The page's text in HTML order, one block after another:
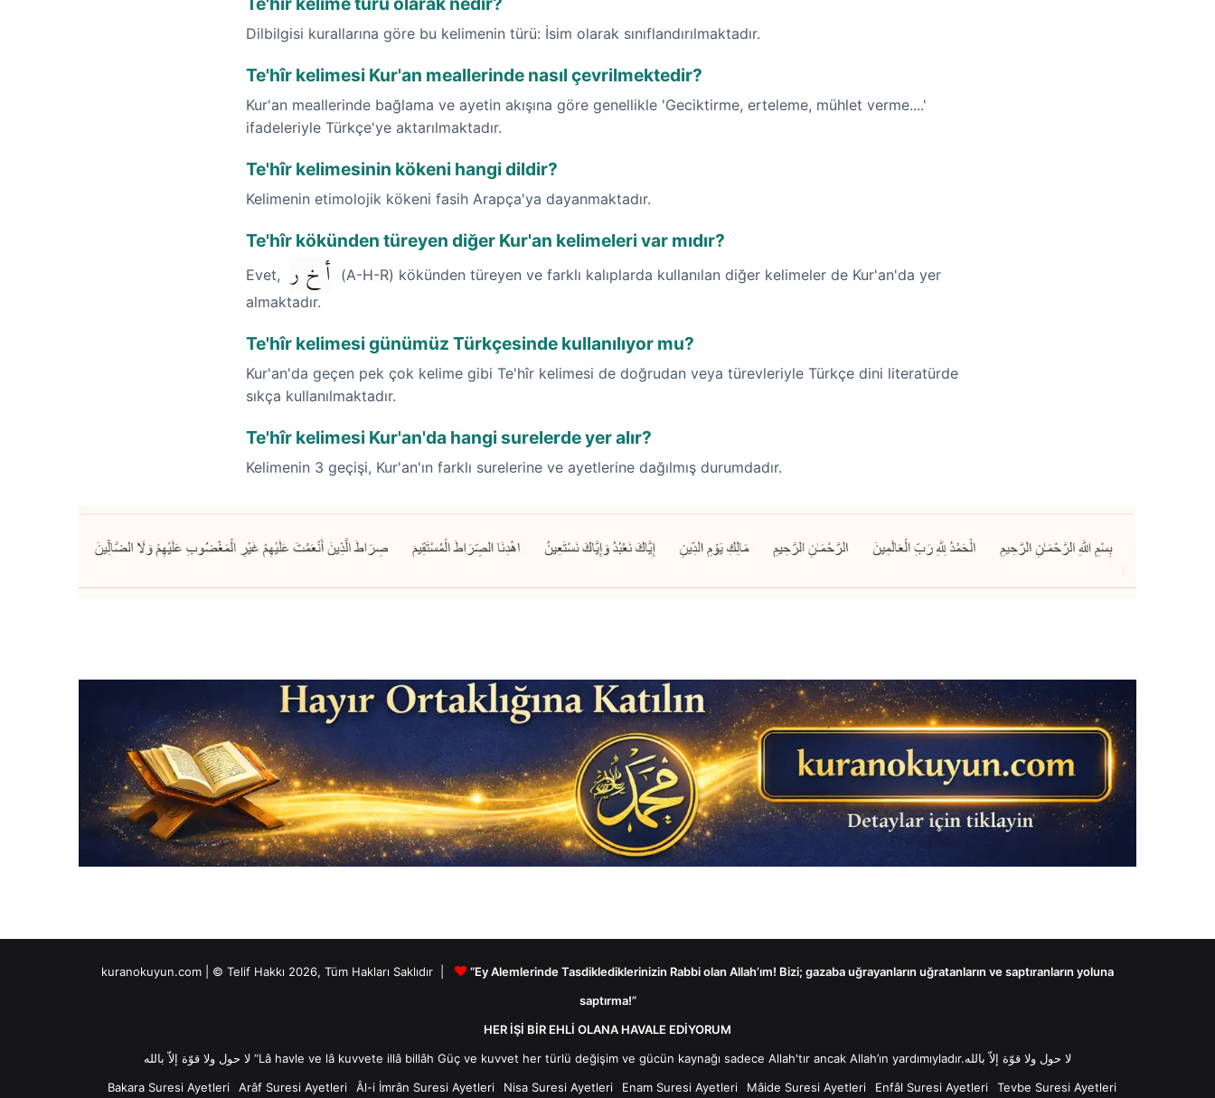
Dilbilgisi kurallarına göre bu kelimenin türü: İsim olarak sınıflandırılmaktadır.
Te'hîr kelimesi Kur'an meallerinde nasıl çevrilmektedir?
Kur'an meallerinde bağlama ve ayetin akışına göre genellikle 'Geciktirme, erteleme, mühlet verme....'
ifadeleriyle Türkçe'ye aktarılmaktadır.
Te'hîr kelimesinin kökeni hangi dildir?
Kelimenin etimolojik kökeni fasih Arapça'ya dayanmaktadır.
Te'hîr kökünden türeyen diğer Kur'an kelimeleri var mıdır?
Evet, أ خ ر
(A-H-R) kökünden türeyen ve farklı kalıplarda kullanılan diğer kelimeler de Kur'an'da yer
almaktadır.
Te'hîr kelimesi günümüz Türkçesinde kullanılıyor mu?
Kur'an'da geçen pek çok kelime gibi Te'hîr kelimesi de doğrudan veya türevleriyle Türkçe dini literatürde
sıkça kullanılmaktadır.
Te'hîr kelimesi Kur'an'da hangi surelerde yer alır?
Kelimenin 3 geçişi, Kur'an'ın farklı surelerine ve ayetlerine dağılmış durumdadır.
kuranokuyun.com | © Telif Hakkı 2026, Tüm Hakları Saklıdır |
“Ey Alemlerinde Tasdiklediklerinizin Rabbi olan Allah’ım! Bizi; gazaba uğrayanların uğratanların ve saptıranların yoluna
saptırma!”
HER İŞİ BİR EHLİ OLANA HAVALE EDİYORUM
لا حول ولا قوّة إلاّ بالله “Lâ havle ve lâ kuvvete illâ billâh Güç ve kuvvet her türlü değişim ve gücün kaynağı sadece Allah'tır ancak Allah’ın yardımıyladır.لا حول ولا قوّة إلاّ بالله
Bakara Suresi Ayetleri
Arâf Suresi Ayetleri Âl-i İmrân Suresi Ayetleri Nisa Suresi Ayetleri Enam Suresi Ayetleri Mâide Suresi Ayetleri Enfâl Suresi Ayetleri Tevbe Suresi Ayetleri